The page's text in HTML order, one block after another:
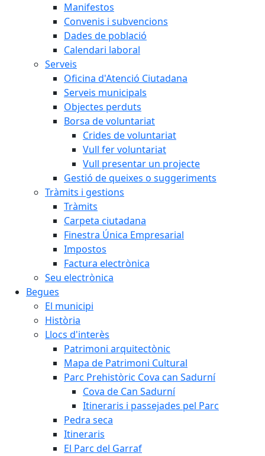
Manifestos
Convenis i subvencions
Dades de població
Calendari laboral
Serveis
Oficina d'Atenció Ciutadana
Serveis municipals
Objectes perduts
Borsa de voluntariat
Crides de voluntariat
Vull fer voluntariat
Vull presentar un projecte
Gestió de queixes o suggeriments
Tràmits i gestions
Tràmits
Carpeta ciutadana
Finestra Única Empresarial
Impostos
Factura electrònica
Seu electrònica
Begues
El municipi
Història
Llocs d'interès
Patrimoni arquitectònic
Mapa de Patrimoni Cultural
Parc Prehistòric Cova can Sadurní
Cova de Can Sadurní
Itineraris i passejades pel Parc
Pedra seca
Itineraris
El Parc del Garraf